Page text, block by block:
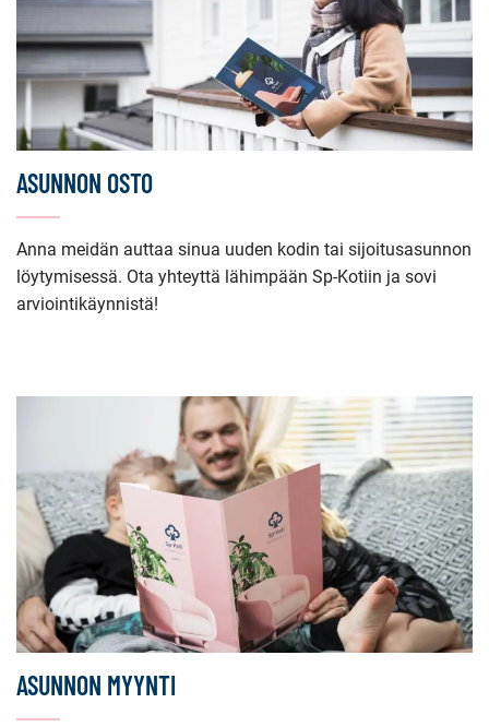
ASUNNON OSTO
Anna meidän auttaa sinua uuden kodin tai sijoitusasunnon
löytymisessä. Ota yhteyttä lähimpään Sp-Kotiin ja sovi
arviointikäynnistä!
ASUNNON MYYNTI